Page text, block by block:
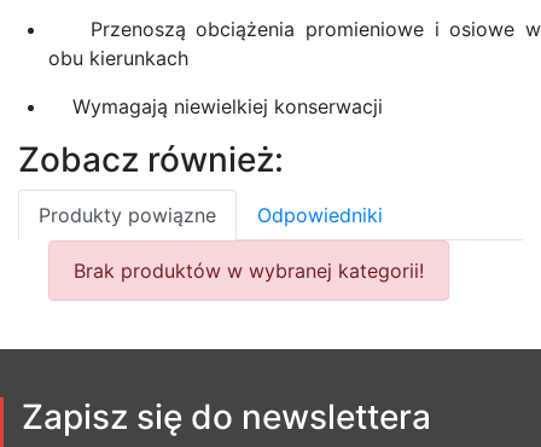
Przenoszą obciążenia promieniowe i osiowe w
obu kierunkach
Wymagają niewielkiej konserwacji
Zobacz również:
Produkty powiązne Odpowiedniki
Brak produktów w wybranej kategorii!
Zapisz się do newslettera